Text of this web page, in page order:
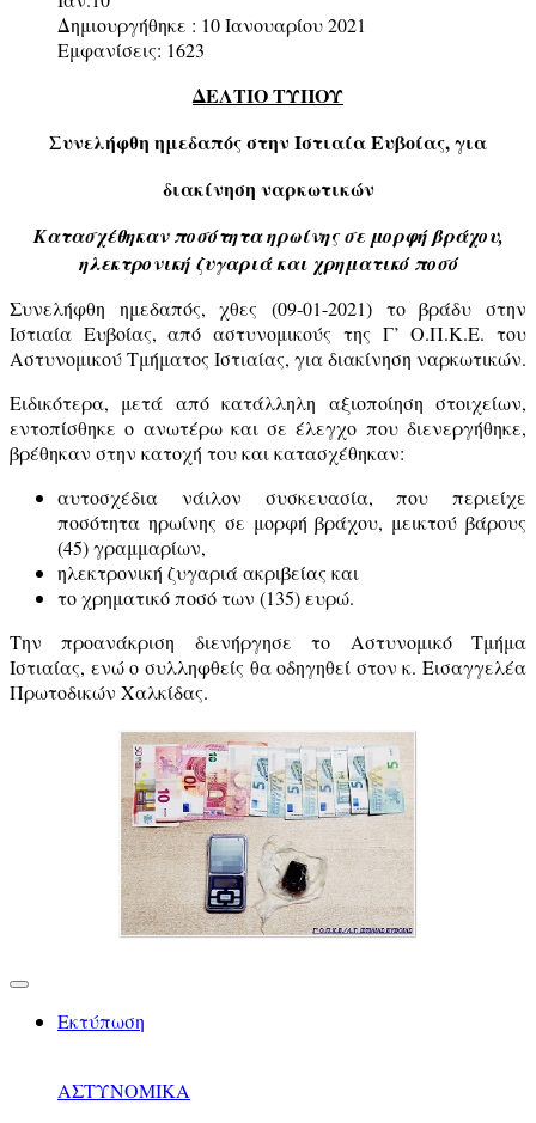
Δημιουργήθηκε : 10 Ιανουαρίου 2021
Εμφανίσεις: 1623
ΔΕΛΤΙΟ ΤΥΠΟΥ
Συνελήφθη ημεδαπός στην Ιστιαία Ευβοίας, για
διακίνηση ναρκωτικών
Κατασχέθηκαν ποσότητα ηρωίνης σε μορφή βράχου,
ηλεκτρονική ζυγαριά και χρηματικό ποσό
Συνελήφθη ημεδαπός, χθες (09-01-2021) το βράδυ στην
Ιστιαία Ευβοίας, από αστυνομικούς της Γ’ Ο.Π.Κ.Ε. του
Αστυνομικού Τμήματος Ιστιαίας, για διακίνηση ναρκωτικών.
Ειδικότερα, μετά από κατάλληλη αξιοποίηση στοιχείων,
εντοπίσθηκε ο ανωτέρω και σε έλεγχο που διενεργήθηκε,
βρέθηκαν στην κατοχή του και κατασχέθηκαν:
αυτοσχέδια νάιλον συσκευασία, που περιείχε
ποσότητα ηρωίνης σε μορφή βράχου, μεικτού βάρους
(45) γραμμαρίων,
ηλεκτρονική ζυγαριά ακριβείας και
το χρηματικό ποσό των (135) ευρώ.
Την προανάκριση διενήργησε το Αστυνομικό Τμήμα
Ιστιαίας, ενώ ο συλληφθείς θα οδηγηθεί στον κ. Εισαγγελέα
Πρωτοδικών Χαλκίδας.
Εκτύπωση
ΑΣΤΥΝΟΜΙΚΑ